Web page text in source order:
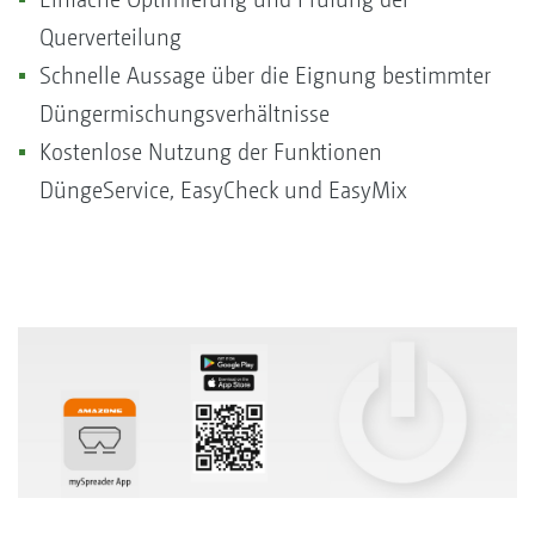
Querverteilung
Schnelle Aussage über die Eignung bestimmter
Düngermischungsverhältnisse
Kostenlose Nutzung der Funktionen
DüngeService, EasyCheck und EasyMix